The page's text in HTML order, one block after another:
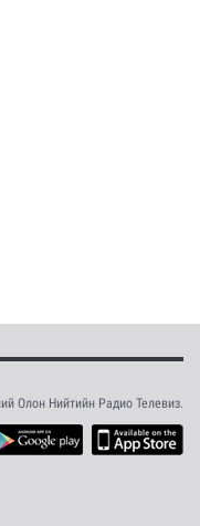
Олон Нийтийн Радио Телевиз.